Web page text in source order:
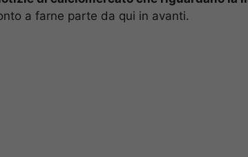
a farne parte da qui in avanti.